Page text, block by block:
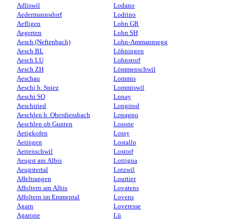
Adliswil
Aedermannsdorf
Aefligen
Aegerten
Aesch (Neftenbach)
Aesch BL
Aesch LU
Aesch ZH
Aeschau
Aeschi b. Spiez
Aeschi SO
Aeschiried
Aeschlen b. Oberdiessbach
Aeschlen ob Gunten
Aetigkofen
Aetingen
Aettenschwil
Aeugst am Albis
Aeugstertal
Affeltrangen
Affoltern am Albis
Affoltern im Emmental
Agarn
Agarone
Lodano
Lodrino
Lohn GR
Lohn SH
Lohn-Ammannsegg
Löhningen
Lohnstorf
Lömmenschwil
Lommis
Lommiswil
Lonay
Longirod
Lopagno
Losone
Lossy
Lostallo
Lostorf
Lottigna
Lotzwil
Lourtier
Lovatens
Lovens
Loveresse
Lü